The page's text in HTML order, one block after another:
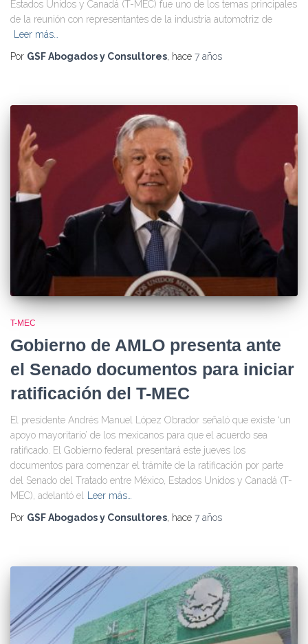
Estados Unidos y Canadá (T-MEC) fue uno de los temas principales
de la reunión con representantes de la industria automotriz de
Leer más…
Por GSF Abogados y Consultores, hace 7 años
T-MEC
Gobierno de AMLO presenta ante
el Senado documentos para iniciar
ratificación del T-MEC
El presidente Andrés Manuel López Obrador señaló que existe ‘un
apoyo mayoritario’ de los mexicanos para que el acuerdo sea
ratificado. El Gobierno federal presentará este jueves los
documentos para comenzar el trámite de la ratificación por parte
del Senado del Tratado entre México, Estados Unidos y Canadá (T-
MEC), adelantó el Leer más…
Por GSF Abogados y Consultores, hace 7 años